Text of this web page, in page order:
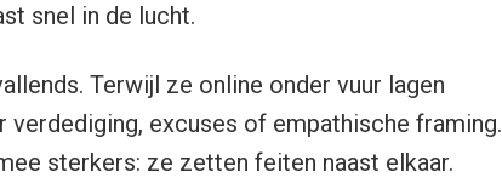
snel in de lucht.
Terwijl ze online onder vuur lagen
excuses of empathische framing.
sterkers: ze zetten feiten naast elkaar.